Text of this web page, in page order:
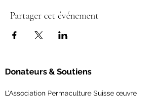
Partager cet événement
Donateurs & Soutiens
L’Association Permaculture Suisse œuvre